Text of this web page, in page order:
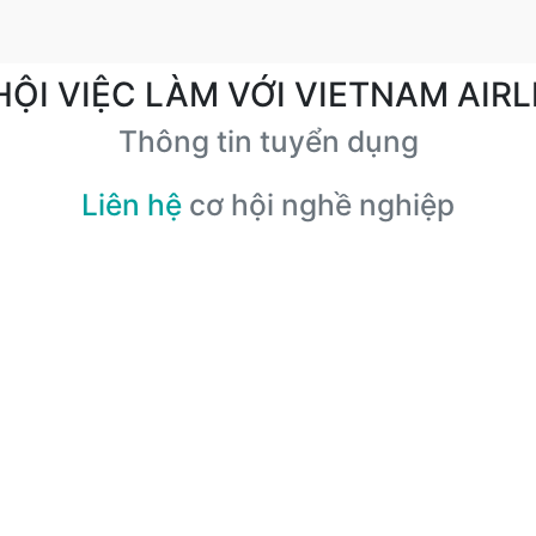
VIỆC LÀM VỚI VIETNAM
Thông tin tuyển dụng
Liên hệ cơ hội nghề nghiệp